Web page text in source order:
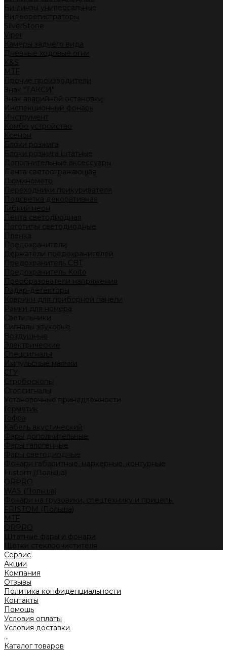
Би-линзы универсальные
Видеорегистраторы
SilverStone
Viper
Камеры заднего вида
Дневные ходовые огни
K&S
MTF
Прочие производители
Знак "ТАКСИ"
Знак аварийной остановки
Инспекционный фонарь
Инструмент
Комбо устройство
Ксенон
Блоки розжига
Блоки розжига штатные
Дополнительные аксессуары
Лента светоотражающая
Люминометр
Переходники прикуривателя
Подсветка декоративная
Гибкий неон
Лента светодиодная
Логотипы светодиодные
Пленка
Предохранители
Держатели предохранителей
Предохранитель CBT
Предохранитель Koito
Преобразователи напряжения
Радар-детекторы
Коврики для приборной панели
Рамки для номера
Светильники
Сигналы звуковые
Воздушные
Электрические
Спецсигналы
Импульсные маячки
СГУ
Стробоскопы
Стопсигналы
Установочные принадлежности
Герметик
Гофра
Кабель акустический
Фары дополнительные
Фары галогенные
Фары светодиодные
Фонари габаритные, маркерные, контурные
Fristom (Польша)
ORPRO
WAS (Польша)
Фонари на грузовики, спецтехнику и прицепы
FRISTOM (Польша)
MTF
ORPRO
Штатные фары и фонари
Щетки стеклоочистителя
Сервис
Акции
Компания
Отзывы
Политика конфиденциальности
Контакты
Помощь
Условия оплаты
Условия доставки
...
Каталог товаров